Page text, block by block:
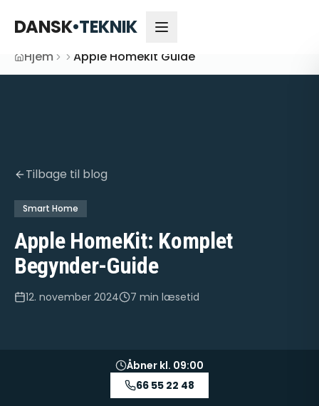
DANSK•TEKNIK
Hjem Apple Homekit Guide
Tilbage til blog
Smart Home
Apple HomeKit: Komplet
Begynder-Guide
12. november 2024 7 min læsetid
Åbner kl. 09:00
66 55 22 48